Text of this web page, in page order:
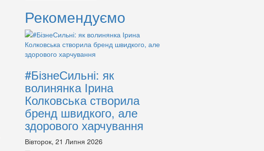
Рекомендуємо
#БізнеСильні: як
волинянка Ірина
Колковська створила
бренд швидкого, але
здорового харчування
Вівторок, 21 Липня 2026